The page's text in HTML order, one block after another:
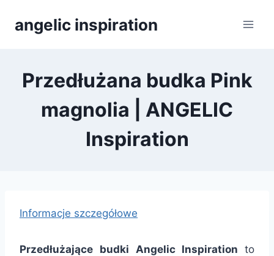
angelic inspiration
Przedłużana budka Pink
magnolia | ANGELIC
Inspiration
Informacje szczegółowe
Przedłużające budki Angelic Inspiration to